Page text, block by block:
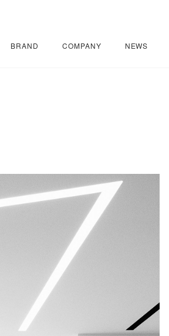
BRAND COMPANY NEWS